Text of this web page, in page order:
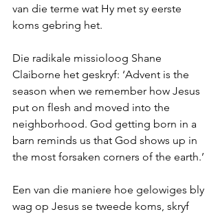
van die terme wat Hy met sy eerste
koms gebring het.
Die radikale missioloog Shane
Claiborne het geskryf: ‘Advent is the
season when we remember how Jesus
put on flesh and moved into the
neighborhood. God getting born in a
barn reminds us that God shows up in
the most forsaken corners of the earth.’
Een van die maniere hoe gelowiges bly
wag op Jesus se tweede koms, skryf